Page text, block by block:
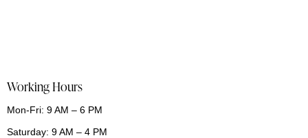
Working Hours
Mon-Fri: 9 AM – 6 PM
Saturday: 9 AM – 4 PM